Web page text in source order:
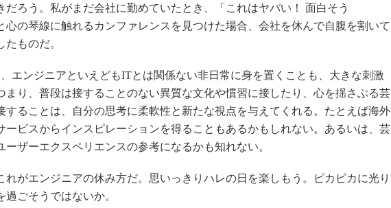
だろう。私がまだ会社に勤めていたとき、「これはヤバい！ 面白そう
心の琴線に触れるカンファレンスを見つけた場合、会社を休んで自腹を割いて
たものだ。
エンジニアといえどもITとは関係ない非日常に身を置くことも、大きな刺激
まり、普段は接することのない異質な文化や慣習に接したり、心を揺さぶる芸
することは、自分の思考に柔軟性と新たな視点を与えてくれる。たとえば海外
ービスからインスピレーションを得ることもあるかもしれない。あるいは、芸
ーザーエクスペリエンスの参考になるかも知れない。
がエンジニアの休み方だ。思いっきりハレの日を楽しもう。ピカピカに光り
過ごそうではないか。